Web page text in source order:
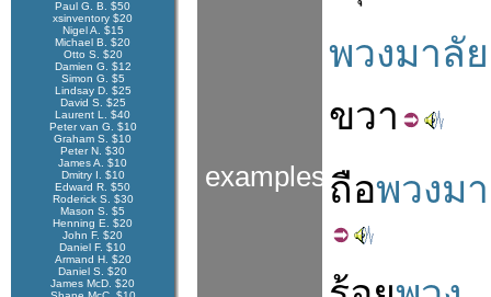
Paul G. B. $50
xsinventory $20
Nigel A. $15
Michael B. $20
Otto S. $20
Damien G. $12
Simon G. $5
Lindsay D. $25
David S. $25
Laurent L. $40
Peter van G. $10
Graham S. $10
Peter N. $30
James A. $10
Dmitry I. $10
Edward R. $50
Roderick S. $30
Mason S. $5
Henning E. $20
John F. $20
Daniel F. $10
Armand H. $20
Daniel S. $20
James McD. $20
examples
พวงมาลัย
ขวา
ถือพวงม